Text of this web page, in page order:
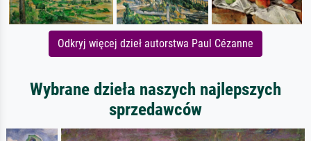
Odkryj więcej dzieł autorstwa Paul Cézanne
Wybrane dzieła naszych najlepszych
sprzedawców